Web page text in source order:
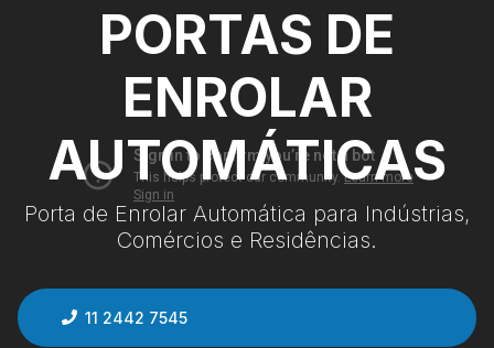
PORTAS DE
ENROLAR
AUTOMÁTICAS
Porta de Enrolar Automática para Indústrias,
Comércios e Residências.
11 2442 7545